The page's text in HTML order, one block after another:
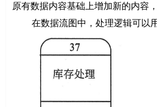
原有数据内容基础上增加新的内容
在数据流图中，处理逻辑可以用